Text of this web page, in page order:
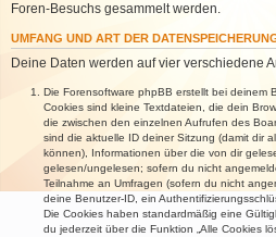
Foren-Besuchs gesammelt werden.
UMFANG UND ART DER
Deine Daten werden auf vier verschiedene
Die Forensoftware phpBB erstellt bei deinem
Cookies sind kleine Textdateien, die dein
die zwischen den einzelnen Aufrufen des
sind die aktuelle ID deiner Sitzung (damit dir
können), Informationen über die von dir
gelesen/ungelesen; sofern du nicht
Teilnahme an Umfragen (sofern du nicht
deine Benutzer-ID, ein
Die Cookies haben standardmäßig eine
du jederzeit über die Funktion „Alle Cookies